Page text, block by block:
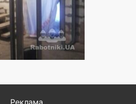
Реклама